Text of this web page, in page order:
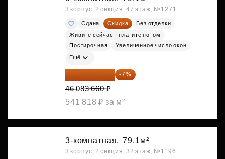
3 корпус, 2 секция, 47 этаж, №1271
Сдана Скидка
Без отделки
Живите сейчас - платите потом
Постирочная
Увеличенное число окон
Ещё
42 857 804 ₽ -7%
46 083 660 ₽
541 818 ₽ за м²
3-комнатная, 79.1м²
3 корпус, 2 секция, 32 этаж, №1196